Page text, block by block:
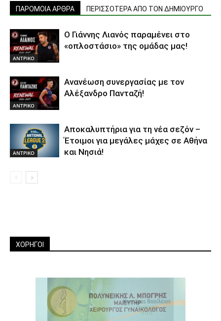
ΠΑΡΟΜΟΙΑ ΑΡΘΡΑ ΠΕΡΙΣΣΟΤΕΡΑ ΑΠΟ ΤΟΝ ΔΗΜΙΟΥΡΓΟ
ΑΝTΡΙΚΟ
Ο Γιάννης Λιανός παραμένει στο
«οπλοστάσιο» της ομάδας μας!
ΑΝTΡΙΚΟ
Ανανέωση συνεργασίας με τον
Αλέξανδρο Πανταζή!
ΑΝTΡΙΚΟ
Αποκαλυπτήρια για τη νέα σεζόν –
Έτοιμοι για μεγάλες μάχες σε Αθήνα
και Νησιά!
ΧΟΡΗΓΟΙ